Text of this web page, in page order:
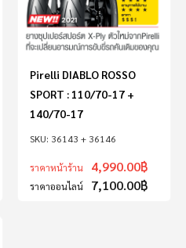
36143 + 36146
Pirelli DIABLO ROSSO
SPORT : 110/70-17 +
140/70-17
ราคาหน้าร้าน 4,990.00฿
ราคาออนไลน์ 7,100.00฿